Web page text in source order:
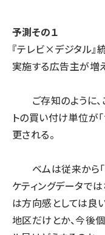
予測その１
『テレビ×デジタル』
実施する広告主が増
ご存知のように、
トの買い付け単位が
更される。
ベムは従来から「
ケティングデータで
は方向感としては良
地区だけとか、今後